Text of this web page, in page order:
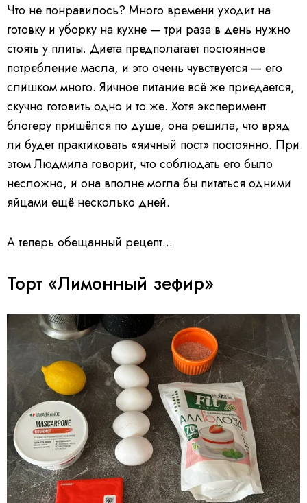
Что не понравилось? Много времени уходит на
готовку и уборку на кухне — три раза в день нужно
стоять у плиты. Диета предполагает постоянное
потребление масла, и это очень чувствуется — его
слишком много. Яичное питание всё же приедается,
скучно готовить одно и то же. Хотя эксперимент
блогеру пришёлся по душе, она решила, что вряд
ли будет практиковать «яичный пост» постоянно. При
этом Людмила говорит, что соблюдать его было
несложно, и она вполне могла бы питаться одними
яйцами ещё несколько дней.
А теперь обещанный рецепт...
Торт «Лимонный зефир»